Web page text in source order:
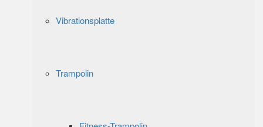
Vibrationsplatte
Trampolin